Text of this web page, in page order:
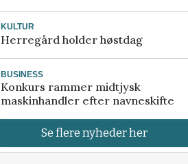
KULTUR
Herregård holder høstdag
BUSINESS
Konkurs rammer midtjysk
maskinhandler efter navneskifte
Se flere nyheder her